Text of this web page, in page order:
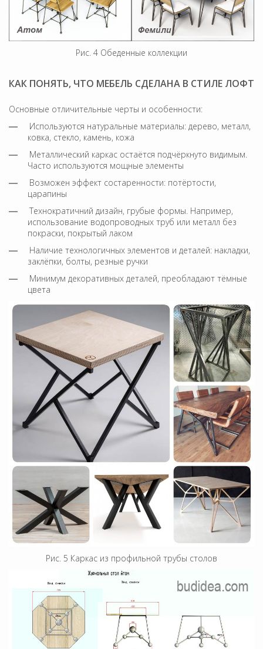
Рис. 4 Обеденные коллекции
КАК ПОНЯТЬ, ЧТО МЕБЕЛЬ СДЕЛАНА В СТИЛЕ ЛОФТ
Основные отличительные черты и особенности:
Используются натуральные материалы: дерево, металл,
ковка, стекло, камень, кожа
Металлический каркас остаётся подчёркнуто видимым.
Часто используются мощные элементы
Возможен эффект состаренности: потёртости,
царапины
Технократичний дизайн, грубые формы. Например,
использование водопроводных труб или металл без
покраски, покрытый лаком
Наличие технологичных элементов и деталей: накладки,
заклёпки, болты, резные ручки
Минимум декоративных деталей, преобладают тёмные
цвета
Рис. 5 Каркас из профильной трубы столов